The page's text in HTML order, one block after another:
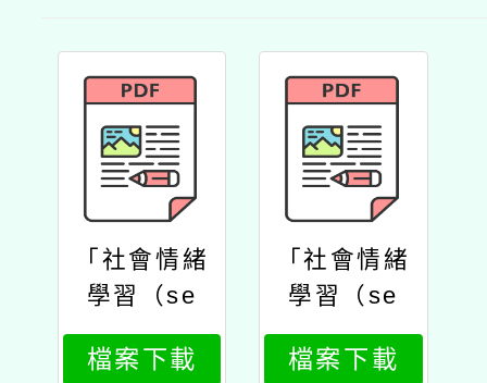
「社會情緒
學習（se
l）與專題式
學習（pb
檔案下載
「社會情緒
學習（se
l）與專題式
學習（pb
檔案下載